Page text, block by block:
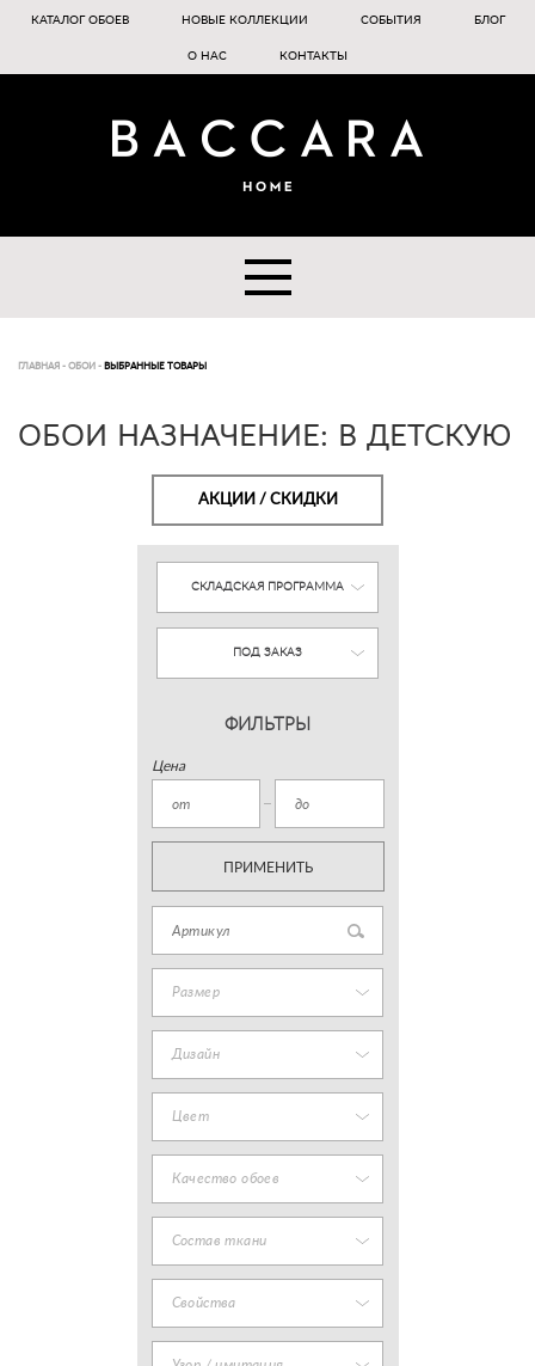
КАТАЛОГ ОБОЕВ НОВЫЕ КОЛЛЕКЦИИ СОБЫТИЯ БЛОГ
О НАС КОНТАКТЫ
ГЛАВНАЯ - ОБОИ - ВЫБРАННЫЕ ТОВАРЫ
ОБОИ НАЗНАЧЕНИЕ: В ДЕТСКУЮ
АКЦИИ / СКИДКИ
СКЛАДСКАЯ ПРОГРАММА
ПОД ЗАКАЗ
ФИЛЬТРЫ
Цена
ПРИМЕНИТЬ
Размер
Дизайн
Цвет
Качество обоев
Состав ткани
Свойства